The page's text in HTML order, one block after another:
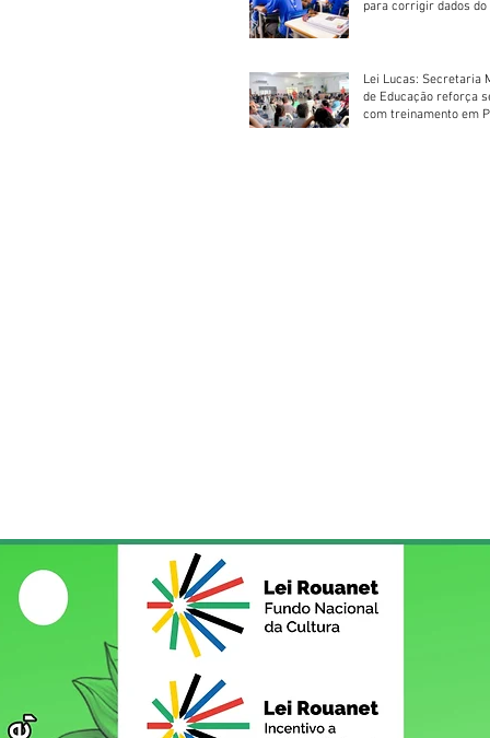
para corrigir dados do
Lei Lucas: Secretaria
de Educação reforça
com treinamento em